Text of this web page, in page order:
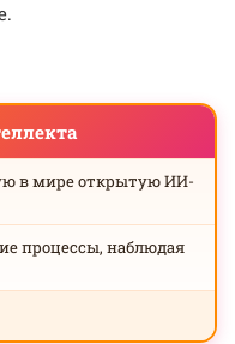
в мире открытую ИИ-
процессы, наблюдая